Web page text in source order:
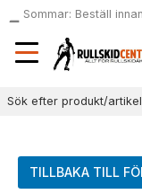
Meny
local_shipping
Sommar: Beställ
samma dag
TILLBAKA TILL